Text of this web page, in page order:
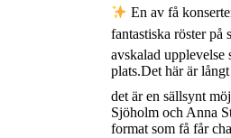
En av få
fantastiska röster på
avskalad upplevelse
plats.Det här är
det är en sällsynt
Sjöholm och Anna
format som få får